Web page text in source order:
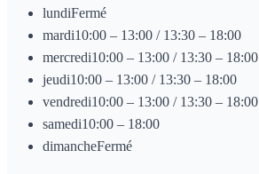
lundiFermé
mardi10:00 – 13:00 / 13:30 – 18:00
mercredi10:00 – 13:00 / 13:30 – 18:00
jeudi10:00 – 13:00 / 13:30 – 18:00
vendredi10:00 – 13:00 / 13:30 – 18:00
samedi10:00 – 18:00
dimancheFermé